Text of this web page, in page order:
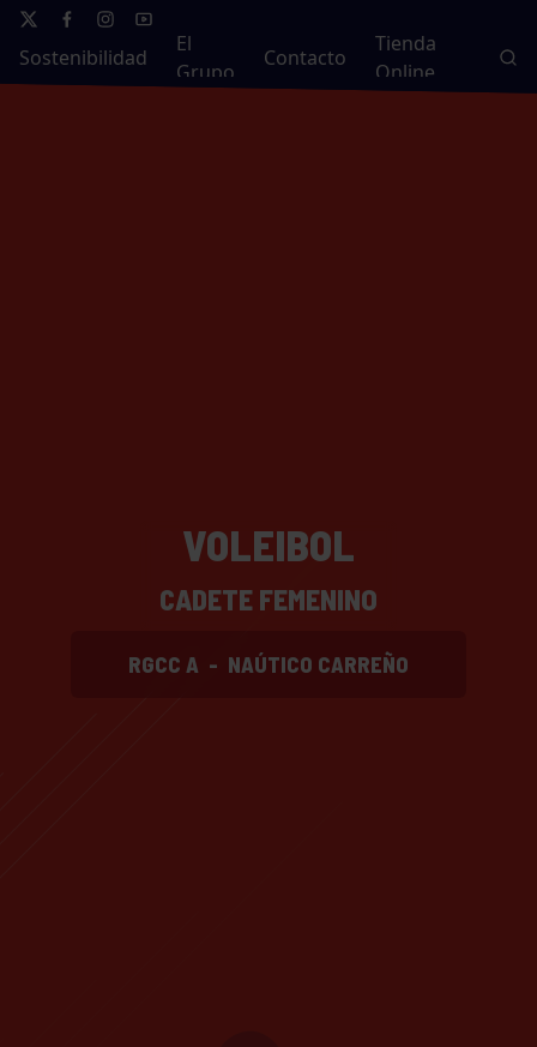
Sostenibilidad
El
Grupo
Contacto
Tienda
Online
VOLEIBOL
CADETE FEMENINO
RGCC A - NAÚTICO CARREÑO